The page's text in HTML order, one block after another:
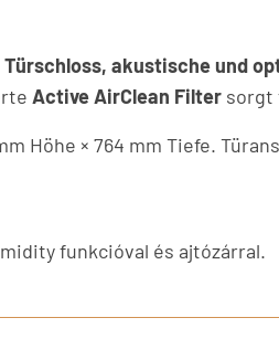
Türschloss, akustische und
Active AirClean Filter sorgt
Höhe × 764 mm Tiefe.
funkcióval és ajtózárral.